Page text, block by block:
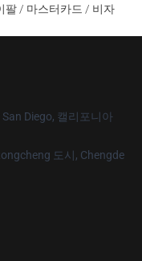
팔 / 마스터카드 / 비자
Diego, 캘리포니아
도시, Chengde